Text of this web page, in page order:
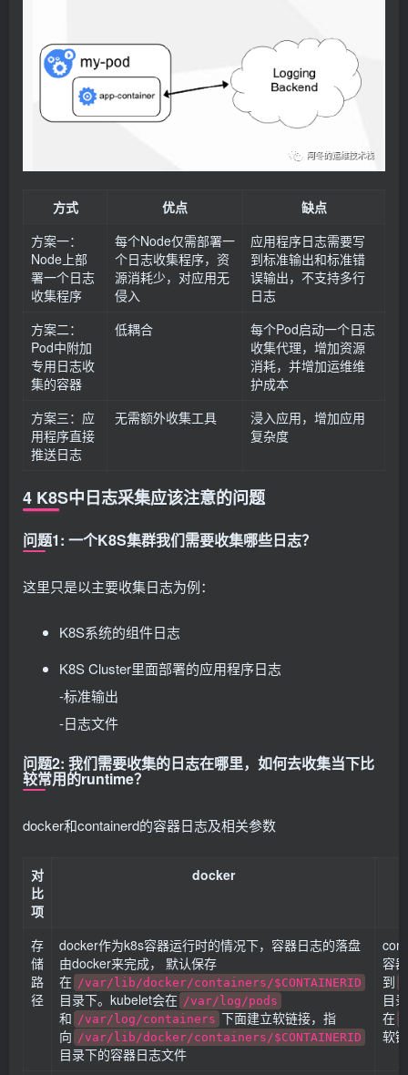
方式 优点
缺点
方案一：
Node上部
署一个日志
收集程序
每个Node仅需部署一
个日志收集程序，资
源消耗少，对应用无
侵入
应用程序日志需要写
到标准输出和标准错
误输出，不支持多行
日志
方案二：
Pod中附加
专用日志收
集的容器
低耦合
每个Pod启动一个日志
收集代理，增加资源
消耗，并增加运维维
护成本
方案三：应
用程序直接
推送日志
无需额外收集工具
浸入应用，增加应用
复杂度
4 K8S中日志采集应该注意的问题
问题1: 一个K8S集群我们需要收集哪些日志？
这里只是以主要收集日志为例：
K8S系统的组件日志
K8S Cluster里面部署的应用程序日志
-标准输出
-日志文件
问题2: 我们需要收集的日志在哪里，如何去收集当下比
较常用的runtime？
docker和containerd的容器日志及相关参数
对
比
项
docker
存
储
路
径
docker作为k8s容器运行时的情况下，容器日志的落盘
由docker来完成， 默认保存
在 /var/lib/docker/containers/$CONTAINERID
目录下。kubelet会在 /var/log/pods
和 /var/log/containers 下面建立软链接，指
向 /var/lib/docker/containers/$CONTAINERID
目录下的容器日志文件
容
到
目
在
软